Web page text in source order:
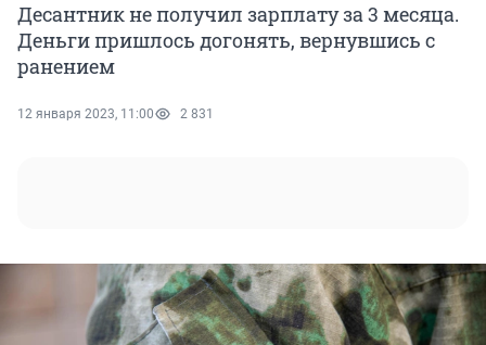
Десантник не получил зарплату за 3 месяца.
Деньги пришлось догонять, вернувшись с
ранением
12 января 2023, 11:00 2 831